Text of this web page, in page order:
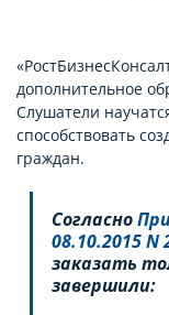
дополнительное
Слушатели
способствовать
граждан.
Согласно
08.10.2015 N
заказать
завершили: